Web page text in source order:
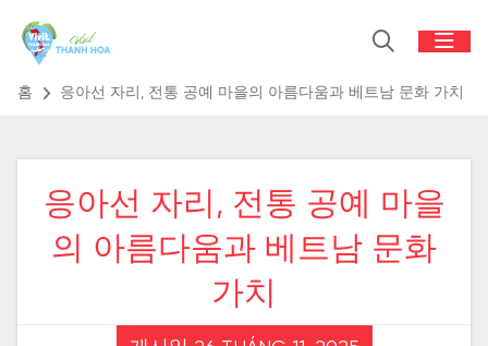
홈 응아선 자리, 전통 공예 마을의 아름다움과 베트남 문화 가치
응아선 자리, 전통 공예 마을
의 아름다움과 베트남 문화
가치